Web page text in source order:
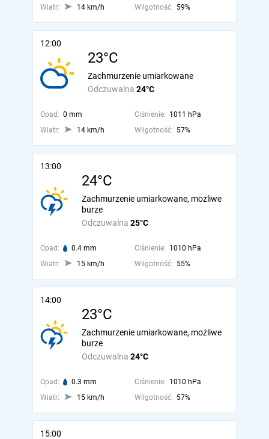
Wiatr:
14 km/h Wilgotność: 59%
12:00
23°C
Odczuwalna 24°C
Zachmurzenie umiarkowane
Opad: 0 mm Ciśnienie: 1011 hPa
Wiatr:
14 km/h Wilgotność: 57%
13:00
24°C
Odczuwalna 25°C
Zachmurzenie umiarkowane, możliwe
burze
Opad: 0.4 mm Ciśnienie: 1010 hPa
Wiatr:
15 km/h Wilgotność: 55%
14:00
23°C
Odczuwalna 24°C
Zachmurzenie umiarkowane, możliwe
burze
Opad: 0.3 mm Ciśnienie: 1010 hPa
Wiatr:
15 km/h Wilgotność: 57%
15:00